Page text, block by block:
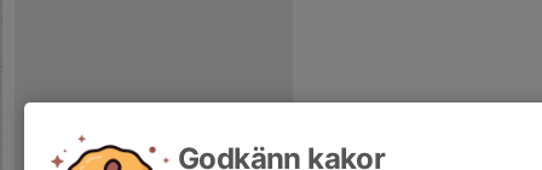
Godkänn kakor